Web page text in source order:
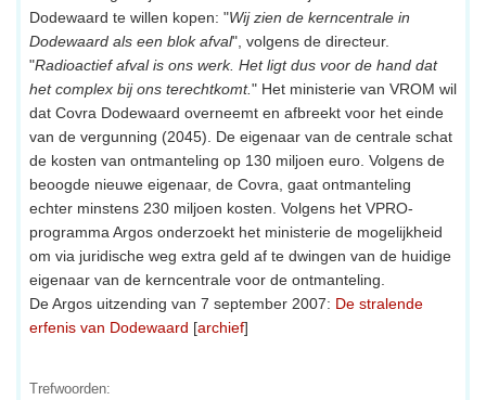
Dodewaard te willen kopen: "Wij zien de kerncentrale in
Dodewaard als een blok afval", volgens de directeur.
"Radioactief afval is ons werk. Het ligt dus voor de hand dat
het complex bij ons terechtkomt." Het ministerie van VROM wil
dat Covra Dodewaard overneemt en afbreekt voor het einde
van de vergunning (2045). De eigenaar van de centrale schat
de kosten van ontmanteling op 130 miljoen euro. Volgens de
beoogde nieuwe eigenaar, de Covra, gaat ontmanteling
echter minstens 230 miljoen kosten. Volgens het VPRO-
programma Argos onderzoekt het ministerie de mogelijkheid
om via juridische weg extra geld af te dwingen van de huidige
eigenaar van de kerncentrale voor de ontmanteling.
De Argos uitzending van 7 september 2007: De stralende
erfenis van Dodewaard [archief]
Trefwoorden: